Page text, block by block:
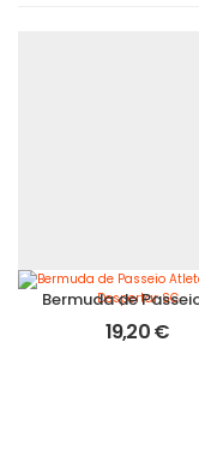
19,20€